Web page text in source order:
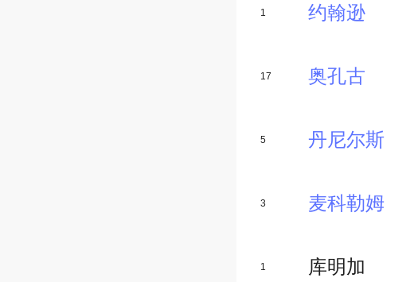
1 约翰逊
17 奥孔古
5 丹尼尔斯
3 麦科勒姆
1 库明加